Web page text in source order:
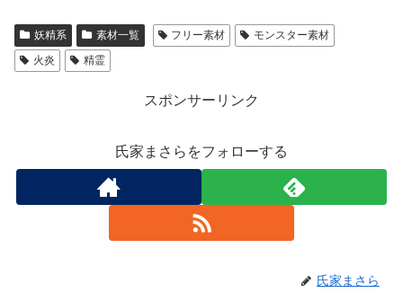
妖精系 素材一覧 フリー素材
モンスター素材
火炎
精霊
スポンサーリンク
氏家まさらをフォローする
氏家まさら